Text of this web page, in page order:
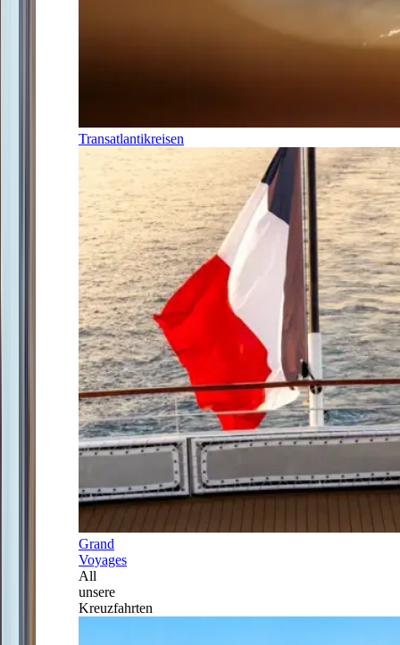
Transatlantikreisen
Grand
Voyages
All
unsere
Kreuzfahrten